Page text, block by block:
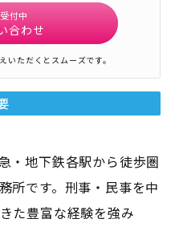
付中
合わせ
ただくとスムーズです。
・地下鉄各駅から徒歩圏
所です。刑事・民事を中
た豊富な経験を強み